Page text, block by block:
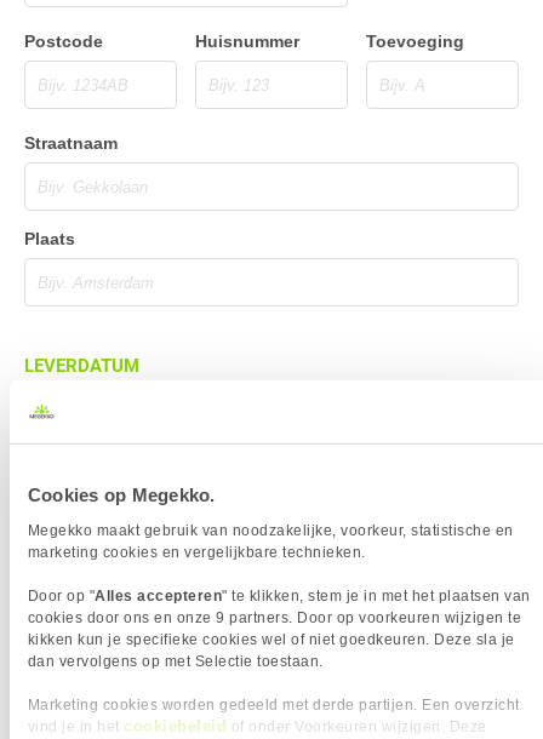
Cookies op Megekko.
Megekko maakt gebruik van noodzakelijke, voorkeur, statistische en
marketing cookies en vergelijkbare technieken.
Door op "Alles accepteren" te klikken, stem je in met het plaatsen van
cookies door ons en onze 9 partners. Door op voorkeuren wijzigen te
kikken kun je specifieke cookies wel of niet goedkeuren. Deze sla je
dan vervolgens op met Selectie toestaan.
Marketing cookies worden gedeeld met derde partijen. Een overzicht
vind je in het cookiebeleid of onder Voorkeuren wijzigen. Deze
Postcode Huisnummer Toevoeging
Straatnaam
Plaats
LEVERDATUM
BEZORGADRES
Bezorgadres is gelijk aan factuuradres
Afhalen op PostNL afhaalpunt
Afhalen in Megekko Shop te Breda